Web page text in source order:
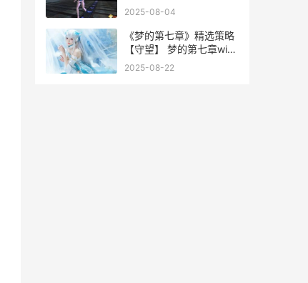
锋官方网站
2025-08-04
《梦的第七章》精选策略
【守望】 梦的第七章wink
官网
2025-08-22